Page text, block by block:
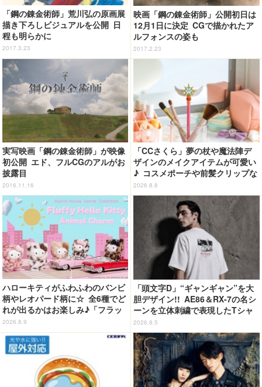
「鋼の錬金術師」荒川弘の原画展
描き下ろしビジュアルを公開 日
程も明らかに
2017.3.23
映画「鋼の錬金術師」公開初日は
12月1日に決定 CGで描かれたア
ルフォンスの姿も
2017.2.23
実写映画「鋼の錬金術師」が映像
初公開 エド、フルCGのアルがお
披露目
2016.11.16
「CCさくら」夢の杖や魔法陣デ
ザインのメイクアイテムが可愛い
♪ コスメポーチや前髪クリップな
ど…毎日使いたい!!「タイトーく
じ」【8月28日～】
2026.8.8
ハローキティがふわふわのバンビ
柄やレオパード柄に☆ 全6種でど
れが出るかはお楽しみ♪「フラッ
フィーハローキティチャーム」第
2弾登場【8月20日～】
2026.8.9
「頭文字D」“ギャンギャン”を大
胆デザイン!! AE86＆RX-7の名シ
ーンを立体刺繍で表現したTシャ
ツ登場
2026.8.5